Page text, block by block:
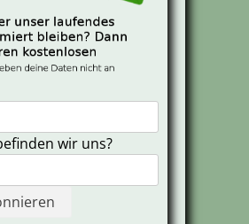
wir uns?